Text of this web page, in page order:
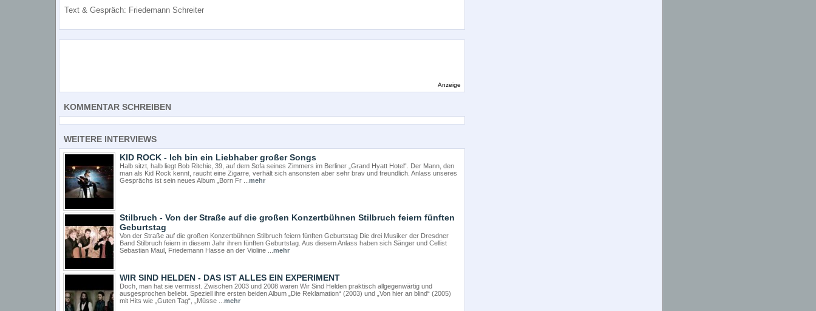
Text & Gespräch: Friedemann Schreiter
Anzeige
KOMMENTAR SCHREIBEN
WEITERE INTERVIEWS
KID ROCK - Ich bin ein Liebhaber großer Songs
Halb sitzt, halb liegt Bob Ritchie, 39, auf dem Sofa seines Zimmers im Berliner „Grand Hyatt Hotel“. Der Mann, den
man als Kid Rock kennt, raucht eine Zigarre, verhält sich ansonsten aber sehr brav und freundlich. Anlass unseres
Gesprächs ist sein neues Album „Born Fr ... mehr
Stilbruch - Von der Straße auf die großen Konzertbühnen Stilbruch feiern fünften
Geburtstag
Von der Straße auf die großen Konzertbühnen Stilbruch feiern fünften Geburtstag Die drei Musiker der Dresdner
Band Stilbruch feiern in diesem Jahr ihren fünften Geburtstag. Aus diesem Anlass haben sich Sänger und Cellist
Sebastian Maul, Friedemann Hasse an der Violine ... mehr
WIR SIND HELDEN - DAS IST ALLES EIN EXPERIMENT
Doch, man hat sie vermisst. Zwischen 2003 und 2008 waren Wir Sind Helden praktisch allgegenwärtig und
ausgesprochen beliebt. Speziell ihre ersten beiden Album „Die Reklamation“ (2003) und „Von hier an blind“ (2005)
mit Hits wie „Guten Tag“, „Müsse ... mehr